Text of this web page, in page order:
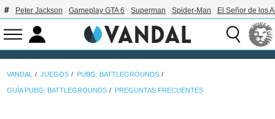
Peter Jackson Gameplay GTA 6 Superman Spider-Man El Señor de los
VANDAL JUEGOS PUBG: BATTLEGROUNDS
GUÍA PUBG: BATTLEGROUNDS PREGUNTAS FRECUENTES